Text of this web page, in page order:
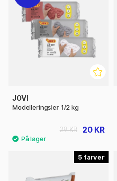
JOVI
Modelleringsler 1/2 kg
20 KR
29 KR
5